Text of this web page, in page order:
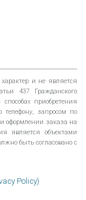
и не является
437 Гражданского
приобретения
телефону, запросом по
оформлении заказа на
является объектами
быть согласовано с
Policy)